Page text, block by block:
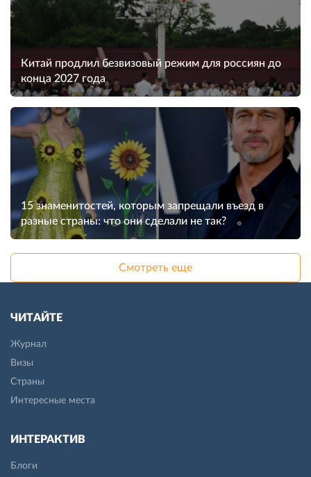
Китай продлил безвизовый режим для россиян до
конца 2027 года
15 знаменитостей, которым запрещали въезд в
разные страны: что они сделали не так?
Смотреть еще
ЧИТАЙТЕ
Журнал
Визы
Страны
Интересные места
ИНТЕРАКТИВ
Блоги